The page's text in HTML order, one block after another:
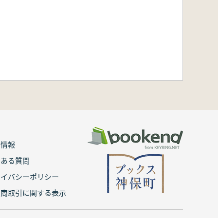
報
る質問
バシーポリシー
取引に関する表示